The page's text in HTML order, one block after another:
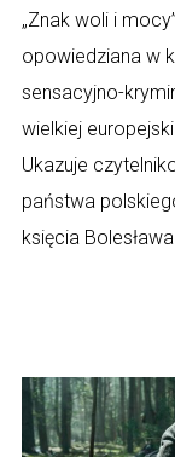
„Znak woli i
opowiedziana w
sensacyjno-
wielkiej
Ukazuje
państwa
księcia